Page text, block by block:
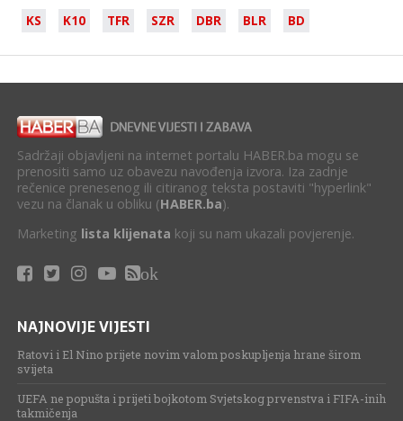
KS
K10 TFR SZR DBR BLR BD
Sadržaji objavljeni na internet portalu HABER.ba mogu se
prenositi samo uz obavezu navođenja izvora. Iza zadnje
rečenice prenesenog ili citiranog teksta postaviti "hyperlink"
vezu na članak u obliku (HABER.ba).
Marketing lista klijenata koji su nam ukazali povjerenje.
ok
NAJNOVIJE VIJESTI
Ratovi i El Nino prijete novim valom poskupljenja hrane širom
svijeta
UEFA ne popušta i prijeti bojkotom Svjetskog prvenstva i FIFA-inih
takmičenja